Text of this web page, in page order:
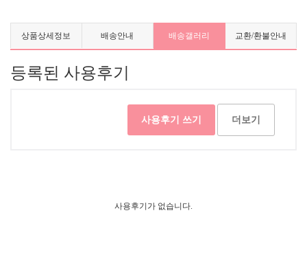
상품상세정보 배송안내 배송갤러리 교환/환불안내
등록된 사용후기
사용후기 쓰기 더보기
사용후기가 없습니다.